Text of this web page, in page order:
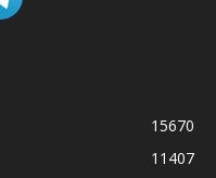
15670
11407